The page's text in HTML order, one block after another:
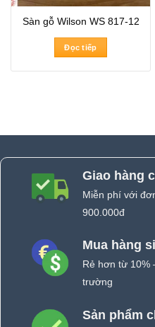
Sàn gỗ Wilson WS 817-12
Đọc tiếp
Giao hàng
Miễn phí với
900.000đ
Mua hàng
Rẻ hơn từ 10%
trường
Sản phẩm